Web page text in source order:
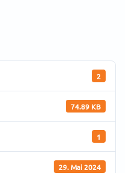
2
74.89 KB
1
29. Mai 2024